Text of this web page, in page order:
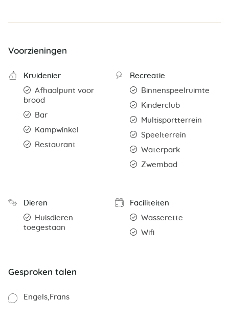
Voorzieningen
Kruidenier
Afhaalpunt voor
brood
Bar
Kampwinkel
Restaurant
Recreatie
Binnenspeelruimte
Kinderclub
Multisportterrein
Speelterrein
Waterpark
Zwembad
Dieren
Huisdieren
toegestaan
Faciliteiten
Wasserette
Wifi
Gesproken talen
Engels Frans